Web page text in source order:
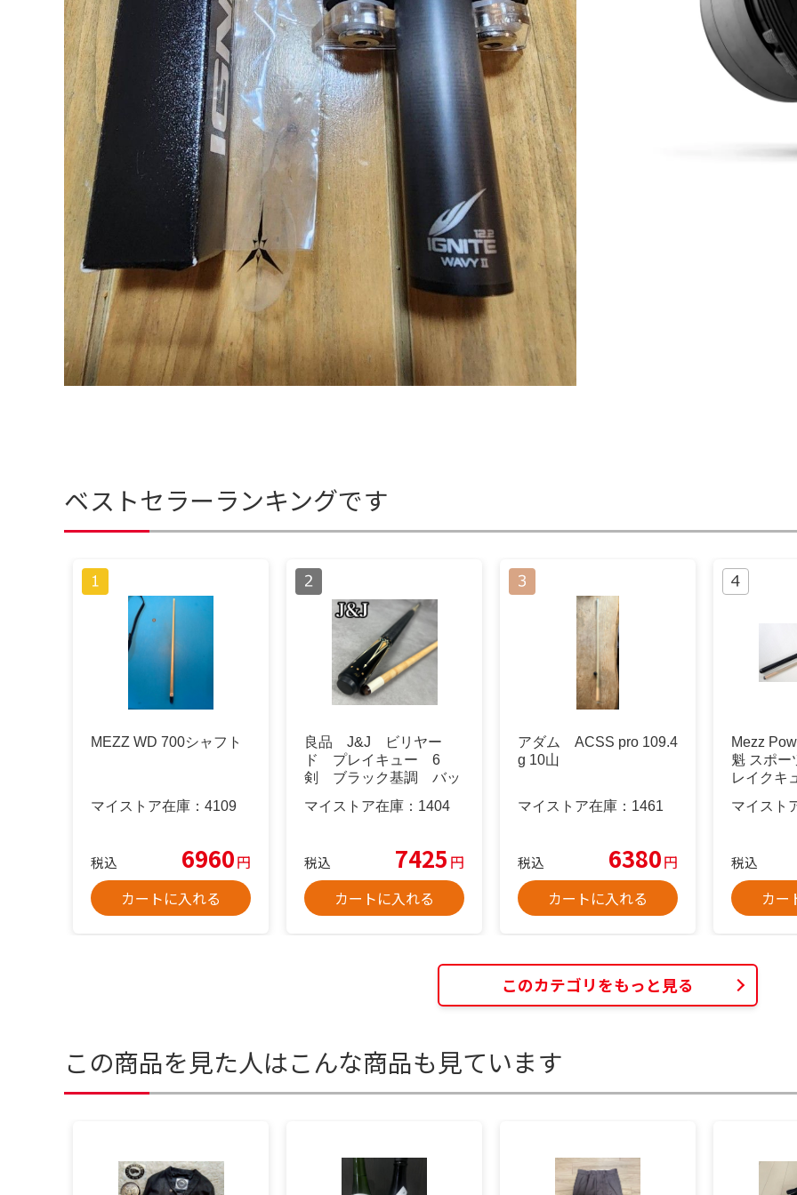
ベストセラーランキングです
MEZZ WD 700シャフト
マイストア在庫： 4109
税込 6960円
カートに入れる
良品 J&J ビリヤー
ド プレイキュー 6
剣 ブラック基調 バッ
マイストア在庫： 1404
税込 7425 円
カートに入れる
アダム ACSS pro 109.4
g 10山
マイストア在庫： 1461
税込 6380円
カートに入れる
Mezz
魁 スポー
レイクキ
マイスト
税込
カー
このカテゴリをもっと見る
この商品を見た人はこんな商品も見ています